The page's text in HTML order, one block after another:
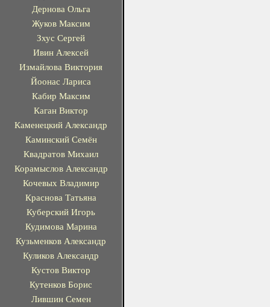
Дернова Ольга
Жуков Максим
Зхус Сергей
Ивин Алексей
Измайлова Виктория
Йоонас Лариса
Кабир Максим
Каган Виктор
Каменецкий Александр
Каминский Семён
Квадратов Михаил
Корамыслов Александр
Кочевых Владимир
Краснова Татьяна
Куберский Игорь
Кудимова Марина
Кузьменков Александр
Куликов Александр
Кустов Виктор
Кутенков Борис
Лившин Семен